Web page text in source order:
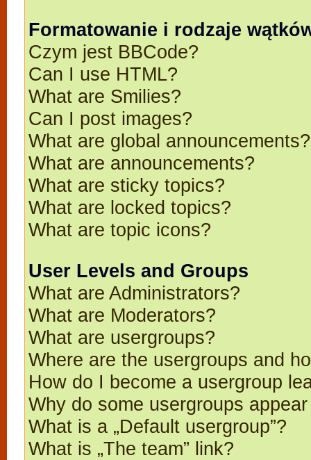
Formatowanie i rodzaje
Czym jest BBCode?
Can I use HTML?
What are Smilies?
Can I post images?
What are global announcements?
What are announcements?
What are sticky topics?
What are locked topics?
What are topic icons?
User Levels and Groups
What are Administrators?
What are Moderators?
What are usergroups?
Where are the usergroups and
How do I become a usergroup
Why do some usergroups
What is a „Default usergroup”?
What is „The team” link?